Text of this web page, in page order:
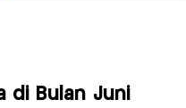
di Bulan Juni